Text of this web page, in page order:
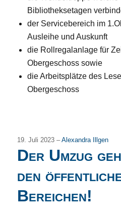
Bibliotheksetagen
der Servicebereich im
Ausleihe und Auskunft
die Rollregalanlage für
Obergeschoss sowie
die Arbeitsplätze des
Obergeschoss
19. Juli 2023 –Alexandra Illgen
Der Umzug
den
Bereichen!